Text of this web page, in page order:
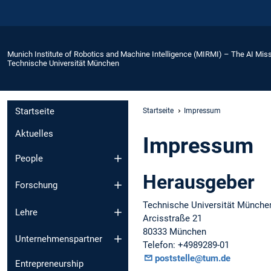
Munich Institute of Robotics and Machine Intelligence (MIRMI) – The AI
Technische Universität München
Startseite
Aktuelles
People
Forschung
Lehre
Unternehmenspartner
Entrepreneurship
Startseite Impressum
Impressum
Herausgeber
Technische Universität
Arcisstraße 21
80333 München
Telefon: +4989289-01
poststelle@tum.de